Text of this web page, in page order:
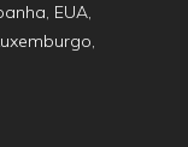
EUA,